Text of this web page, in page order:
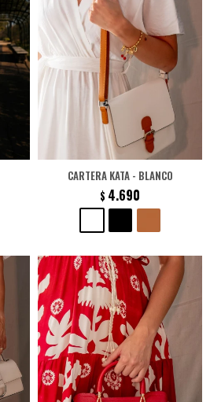
CARTERA KATA - BLANCO
$ 4.690